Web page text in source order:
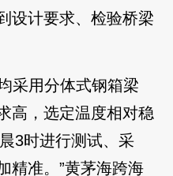
设计要求、检验桥梁
采用分体式钢箱梁
高，选定温度相对稳
3时进行测试、采
精准。”黄茅海跨海